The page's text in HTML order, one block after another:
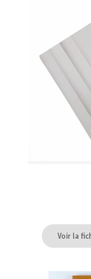
Voir la